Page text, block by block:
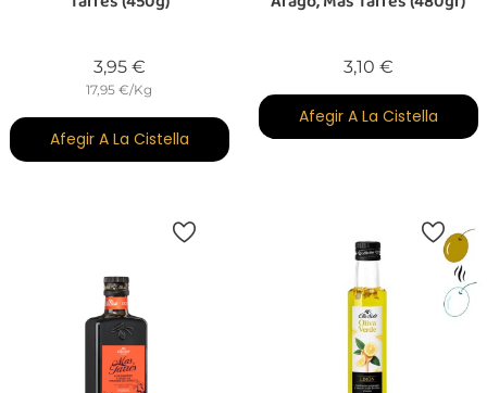
3,95 €Preu
17,95 €/Kg
Afegir A La Cistella
3,10 €Preu
Afegir A La Cistella